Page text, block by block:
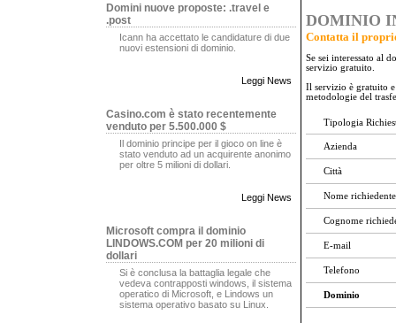
Domini nuove proposte: .travel e
.post
Icann ha accettato le candidature di due
nuovi estensioni di dominio.
Leggi News
Casino.com è stato recentemente
venduto per 5.500.000 $
Il dominio principe per il gioco on line è
stato venduto ad un acquirente anonimo
per oltre 5 milioni di dollari.
Leggi News
Microsoft compra il dominio
LINDOWS.COM per 20 milioni di
dollari
Si è conclusa la battaglia legale che
vedeva contrapposti windows, il sistema
operatico di Microsoft, e Lindows un
sistema operativo basato su Linux.
DOMINIO
Contatta il
Se sei interessato al
servizio gratuito.
Il servizio è gratuito
metodologie del
Tipologia
Azienda
Città
Nome richiedente
Cognome
E-mail
Telefono
Dominio